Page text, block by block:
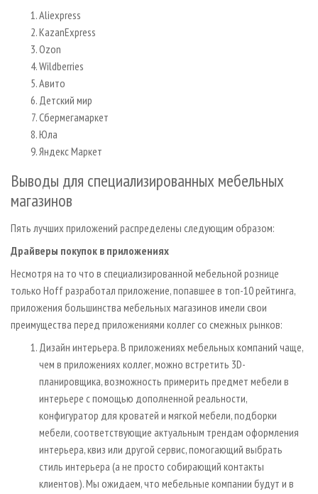
Aliexpress
KazanExpress
Ozon
Wildberries
Авито
Детский мир
Сбермегамаркет
Юла
Яндекс Маркет
Выводы для специализированных мебельных
магазинов
Пять лучших приложений распределены следующим образом:
Драйверы покупок в приложениях
Несмотря на то что в специализированной мебельной рознице
только Hoff разработал приложение, попавшее в топ-10 рейтинга,
приложения большинства мебельных магазинов имели свои
преимущества перед приложениями коллег со смежных рынков:
Дизайн интерьера. В приложениях мебельных компаний чаще,
чем в приложениях коллег, можно встретить 3D-
планировщика, возможность примерить предмет мебели в
интерьере с помощью дополненной реальности,
конфигуратор для кроватей и мягкой мебели, подборки
мебели, соответствующие актуальным трендам оформления
интерьера, квиз или другой сервис, помогающий выбрать
стиль интерьера (а не просто собирающий контакты
клиентов). Мы ожидаем, что мебельные компании будут и в